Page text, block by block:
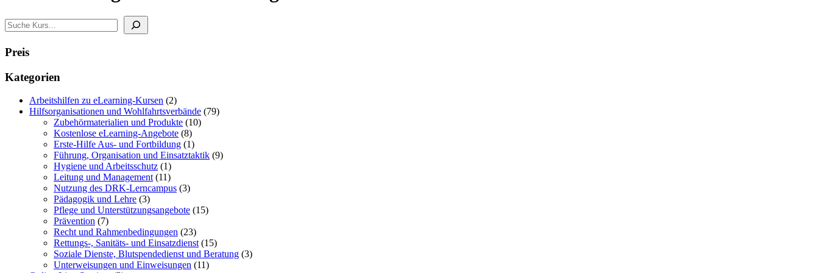
Search
Preis
Kategorien
Arbeitshilfen zu eLearning-Kursen 22
Produkte
Hilfsorganisationen und Wohlfahrtsverbände 7979
Zubehörmaterialien und Produkte 1010
Kostenlose eLearning-Angebote 88
Produkte
Erste-Hilfe Aus- und Fortbildung 11
Produkt
Führung, Organisation und Einsatztaktik 99
Hygiene und Arbeitsschutz 11
Produkt
Leitung und Management 1111
Produkte
Nutzung des DRK-Lerncampus 33
Pädagogik und Lehre 33
Produkte
Pflege und Unterstützungsangebote 1515
Prävention 77
Produkte
Recht und Rahmenbedingungen 2323
Produkte
Rettungs-, Sanitäts- und Einsatzdienst 1515
Produkte
Soziale Dienste, Blutspendedienst und Beratung 33
Unterweisungen und Einweisungen 1111